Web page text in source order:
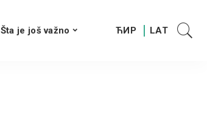
Šta je još važno